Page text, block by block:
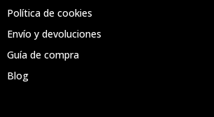
Política de cookies
Envío y devoluciones
Guía de compra
Blog